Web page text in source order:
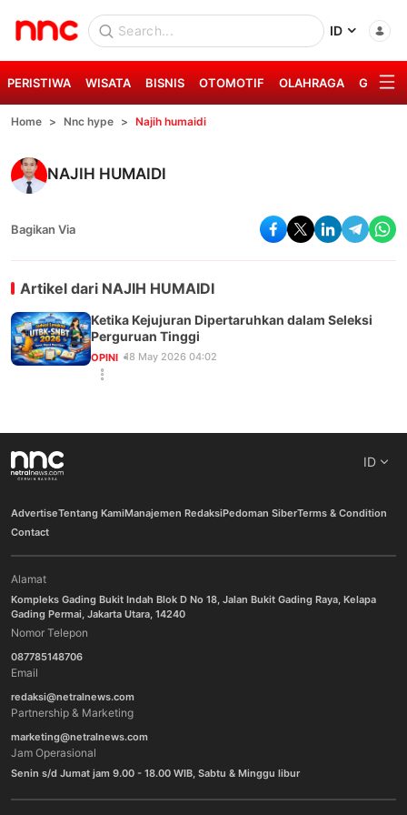
ID
PERISTIWA WISATA BISNIS OTOMOTIF OLAHRAGA GAYA
Home Nnc hype Najih humaidi
NAJIH HUMAIDI
Bagikan Via
Artikel dari NAJIH HUMAIDI
Ketika Kejujuran Dipertaruhkan dalam Seleksi
Perguruan Tinggi
OPINI 18 May 2026 04:02
ID
AdvertiseTentang KamiManajemen RedaksiPedoman SiberTerms & Condition
Contact
Alamat
Kompleks Gading Bukit Indah Blok D No 18, Jalan Bukit Gading Raya, Kelapa
Gading Permai, Jakarta Utara, 14240
Nomor Telepon
087785148706
Email
redaksi@netralnews.com
Partnership & Marketing
marketing@netralnews.com
Jam Operasional
Senin s/d Jumat jam 9.00 - 18.00 WIB, Sabtu & Minggu libur